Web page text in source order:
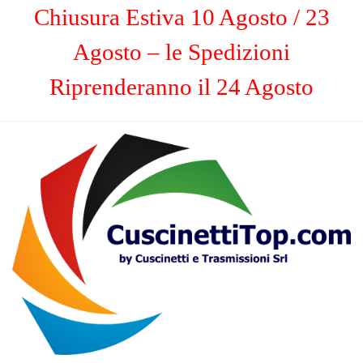
Chiusura Estiva 10 Agosto / 23
Agosto – le Spedizioni
Riprenderanno il 24 Agosto